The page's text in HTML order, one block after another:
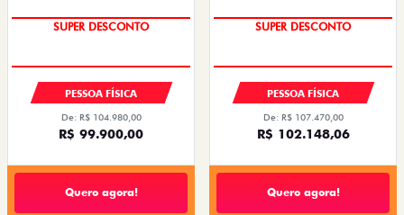
SUPER DESCONTO
PESSOA FÍSICA
De: R$ 104.980,00
R$ 99.900,00
Quero agora!
SUPER DESCONTO
PESSOA FÍSICA
De: R$ 107.470,00
R$ 102.148,06
Quero agora!